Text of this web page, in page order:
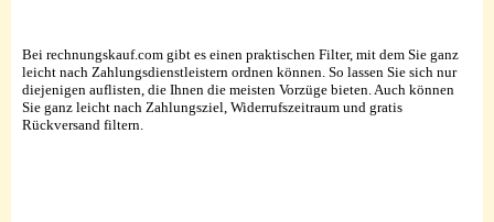
Bei rechnungskauf.com gibt es einen praktischen Filter, mit dem Sie ganz
leicht nach Zahlungsdienstleistern ordnen können. So lassen Sie sich nur
diejenigen auflisten, die Ihnen die meisten Vorzüge bieten. Auch können
Sie ganz leicht nach Zahlungsziel, Widerrufszeitraum und gratis
Rückversand filtern.